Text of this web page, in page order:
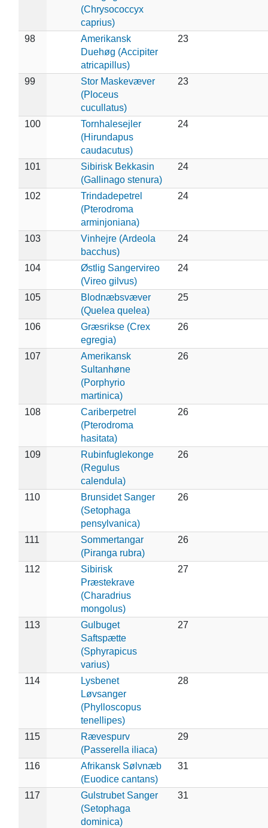
(Chrysococcyx
caprius)
98
Amerikansk
Duehøg (Accipiter
atricapillus)
23
99
Stor Maskevæver
(Ploceus
cucullatus)
23
100
Tornhalesejler
(Hirundapus
caudacutus)
24
101
Sibirisk Bekkasin
(Gallinago stenura)
24
102
Trindadepetrel
(Pterodroma
arminjoniana)
24
103
Vinhejre (Ardeola
bacchus)
24
104
Østlig Sangervireo
(Vireo gilvus)
24
105
Blodnæbsvæver
(Quelea quelea)
25
106
Græsrikse (Crex
egregia)
26
107
Amerikansk
Sultanhøne
(Porphyrio
martinica)
26
108
Cariberpetrel
(Pterodroma
hasitata)
26
109
Rubinfuglekonge
(Regulus
calendula)
26
110
Brunsidet Sanger
(Setophaga
pensylvanica)
26
111
Sommertangar
(Piranga rubra)
26
112
Sibirisk
Præstekrave
(Charadrius
mongolus)
27
113
Gulbuget
Saftspætte
(Sphyrapicus
varius)
27
114
Lysbenet
Løvsanger
(Phylloscopus
tenellipes)
28
115
Rævespurv
(Passerella iliaca)
29
116
Afrikansk Sølvnæb
(Euodice cantans)
31
117
Gulstrubet Sanger
(Setophaga
dominica)
31